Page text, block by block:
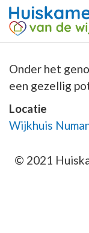
Onder het
een gezellig
Locatie
Wijkhuis
© 2021